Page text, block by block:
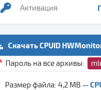
Активация
Скачать CPUID
Пароль на все архивы:
Размер файла: 4,2 MB —